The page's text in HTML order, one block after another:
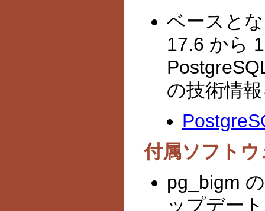
ベースと
17.6 から
の技術情
付属ソフトウ
pg_bigm
ップデー